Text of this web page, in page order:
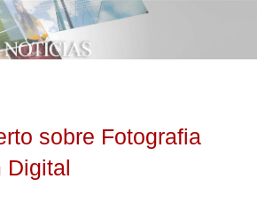
pesquisa
sobre Fotografia
Digital